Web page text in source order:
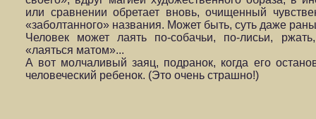
или сравнении обретает вновь, очищенный
«заболтанного» названия. Может быть, суть даже
Человек может лаять по-собачьи, по-лисьи,
«лаяться матом»...
А вот молчаливый заяц, подранок, когда его
человеческий ребенок. (Это очень страшно!)